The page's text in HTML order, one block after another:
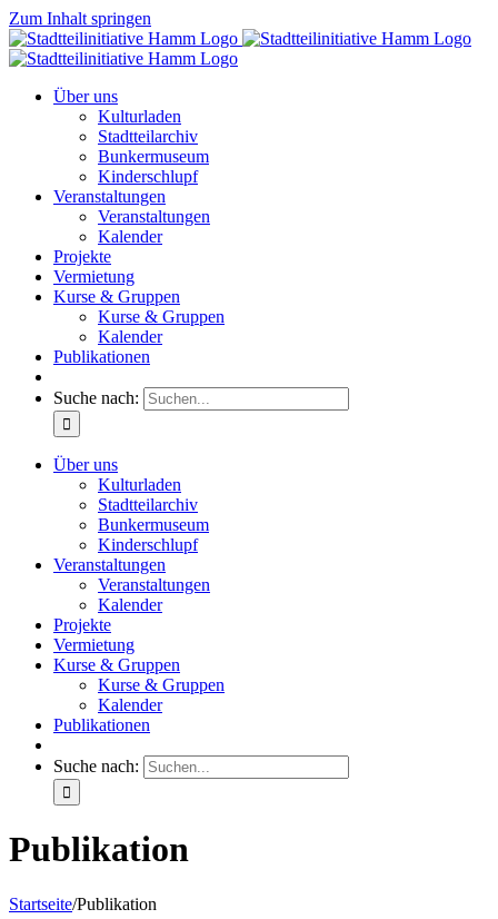
Zum Inhalt springen
Über uns
Kulturladen
Stadtteilarchiv
Bunkermuseum
Kinderschlupf
Veranstaltungen
Veranstaltungen
Kalender
Projekte
Vermietung
Kurse & Gruppen
Kurse & Gruppen
Kalender
Publikationen
Suche nach:
Über uns
Kulturladen
Stadtteilarchiv
Bunkermuseum
Kinderschlupf
Veranstaltungen
Veranstaltungen
Kalender
Projekte
Vermietung
Kurse & Gruppen
Kurse & Gruppen
Kalender
Publikationen
Suche nach:
Publikation
Startseite/Publikation